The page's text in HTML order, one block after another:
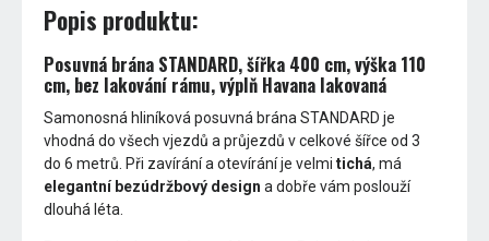
Popis produktu:
Posuvná brána STANDARD, šířka 400 cm, výška 110
cm, bez lakování rámu, výplň Havana lakovaná
Samonosná hliníková posuvná brána STANDARD je
vhodná do všech vjezdů a průjezdů v celkové šířce od 3
do 6 metrů. Při zavírání a otevírání je velmitichá, má
elegantní bezúdržbový design a dobře vám poslouží
dlouhá léta.